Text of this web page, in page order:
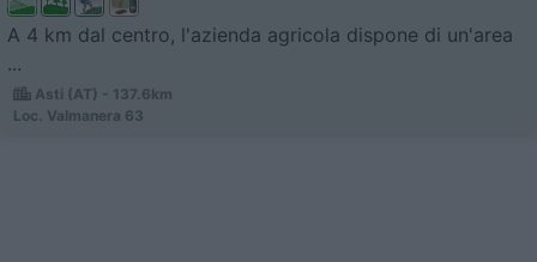
A 4 km dal centro, l'azienda agricola dispone di un'area
...
Asti (AT) - 137.6km
Loc. Valmanera 63